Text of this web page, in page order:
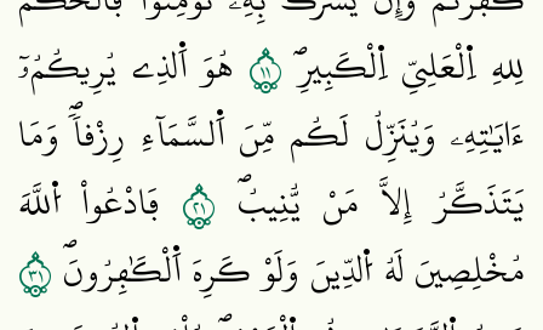
لِلهِ اِ۬لْعَلِيِّ اِ۬لْكَبِيرِۖ١١ هُوَ اَ۬لذِے يُرِيكُمُۥٓ
ءَايَٰتِهِۦ وَيُنَزِّلُ لَكُم مِّنَ اَ۬لسَّمَآءِ رِزْقاٗۖ وَمَا
يَتَذَكَّرُ إِلَّا مَنْ يُّنِيبُۖ ١٢ فَادْعُواْ اُ۬للَّهَ
مُخْلِصِينَ لَهُ اُ۬لدِّينَ وَلَوْ كَرِهَ اَ۬لْكَٰفِرُونَۖ١٣